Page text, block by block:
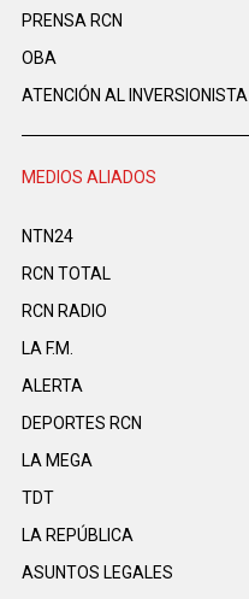
PRENSA RCN
OBA
ATENCIÓN AL INVERSIONISTA
MEDIOS ALIADOS
NTN24
RCN TOTAL
RCN RADIO
LA F.M.
ALERTA
DEPORTES RCN
LA MEGA
TDT
LA REPÚBLICA
ASUNTOS LEGALES